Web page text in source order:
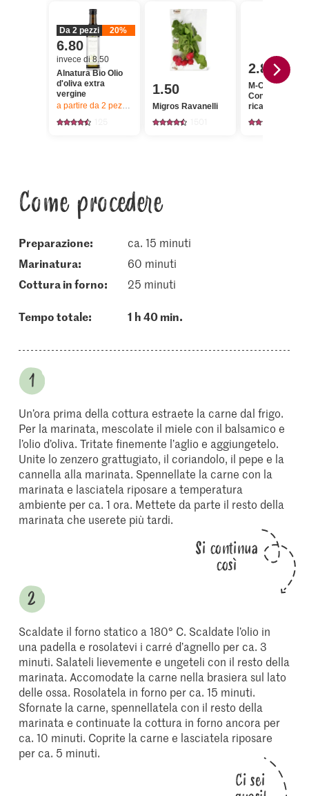
Da 2 pezzi 20%
6.80
invece di 8.50
Alnatura Bio Olio
d'oliva extra
vergine
a partire da 2 pezzi, Offerta valida solo dal 6.8 al 12.8.2026, fino a
1.50
Migros Ravanelli
2.80
M-Classic Pepe
Confezione di
ricarica
Come procedere
Preparazione:
ca. 15 minuti
marinatura:
60 minuti
cottura in forno:
25 minuti
Tempo totale: 1 h 40 min.
Un’ora prima della cottura estraete la carne dal frigo.
Per la marinata, mescolate il miele con il balsamico e
l’olio d’oliva. Tritate finemente l’aglio e aggiungetelo.
Unite lo zenzero grattugiato, il coriandolo, il pepe e la
cannella alla marinata. Spennellate la carne con la
marinata e lasciatela riposare a temperatura
ambiente per ca. 1 ora. Mettete da parte il resto della
marinata che userete più tardi.
Si continua
così
Scaldate il forno statico a 180° C. Scaldate l’olio in
una padella e rosolatevi i carré d’agnello per ca. 3
minuti. Salateli lievemente e ungeteli con il resto della
marinata. Accomodate la carne nella brasiera sul lato
delle ossa. Rosolatela in forno per ca. 15 minuti.
Sfornate la carne, spennellatela con il resto della
marinata e continuate la cottura in forno ancora per
ca. 10 minuti. Coprite la carne e lasciatela riposare
per ca. 5 minuti.
Ci sei